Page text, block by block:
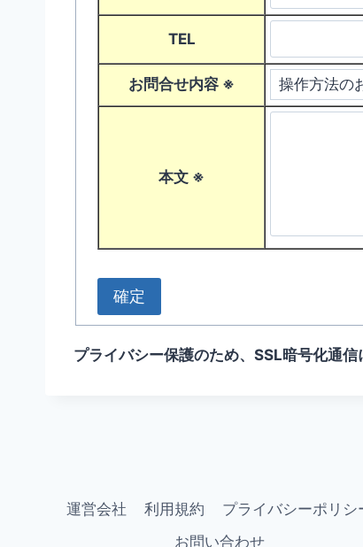
TEL
お問合せ内容 ※
本文 ※
プライバシー保護のため、 SSL暗号化通信
運営会社 利用規約
プライバシーポリシ
お問い合わせ